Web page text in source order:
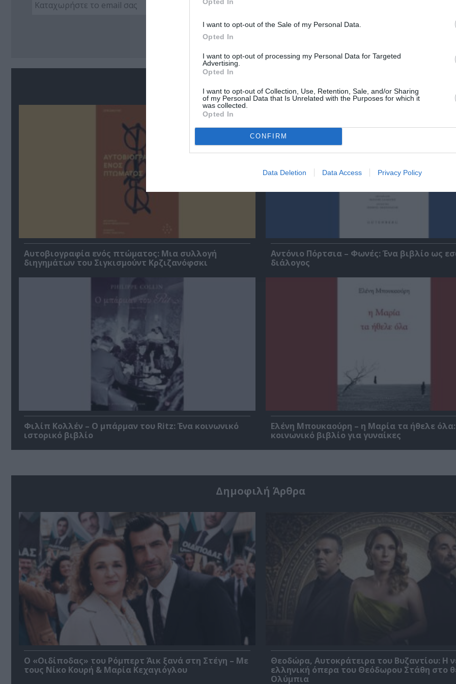
I want to opt-out of the Sale of my Personal Data.
Opted In
I want to opt-out of processing my Personal Data for Targeted
Advertising.
Opted In
I want to opt-out of Collection, Use, Retention, Sale, and/or Sharing
of my Personal Data that Is Unrelated with the Purposes for which it
was collected.
Opted In
CONFIRM
Data Deletion Data Access Privacy Policy
Ακολουθήστε το Culturenow.gr
Αυτοβιογραφία ενός πτώματος: Μια συλλογή
διηγημάτων του Σιγκισμούντ Κρζιζανόφσκι
Αντόνιο Πόρτσια – Φωνές: Ένα βιβλίο ως
διάλογος
Φιλίπ Κολλέν – Ο μπάρμαν του Ritz: Ένα κοινωνικό
ιστορικό βιβλίο
Ελένη Μπουκαούρη – η Μαρία τα ήθελε
κοινωνικό βιβλίο για γυναίκες
Δημοφιλή Άρθρα
O «Οιδίποδας» του Ρόμπερτ Άικ ξανά στη Στέγη – Με
τους Νίκο Κουρή & Μαρία Κεχαγιόγλου
Θεοδώρα, Αυτοκράτειρα του Βυζαντίου: Η
ελληνική όπερα του Θεόδωρου Στάθη στο
Ολύμπια